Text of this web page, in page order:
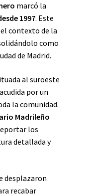
marcó la
1997. Este
contexto de la
como
de Madrid.
al suroeste
por un
la comunidad.
Madrileño
los
detallada y
desplazaron
recabar